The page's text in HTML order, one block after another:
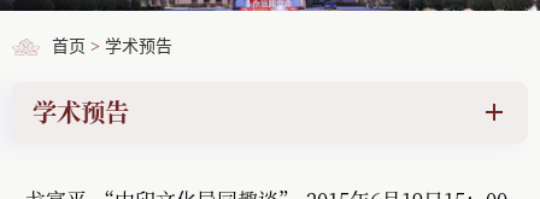
首页 > 学术预告
学术预告